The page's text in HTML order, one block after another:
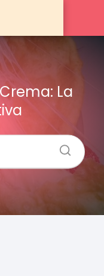
La